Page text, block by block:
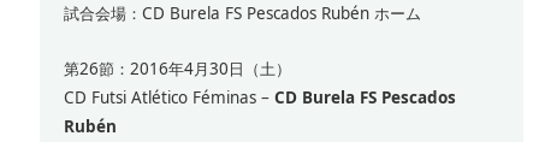
試合会場：CD Burela FS Pescados Rubén ホーム
第26節：2016年4月30日（土）
CD Futsi Atlético Féminas –CD Burela FS Pescados
Rubén